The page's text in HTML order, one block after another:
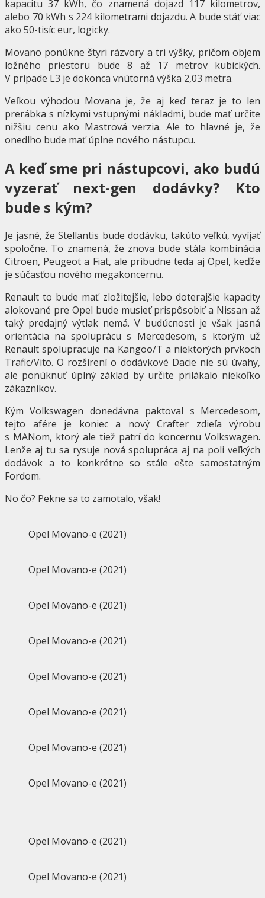
kapacitu 37 kWh, čo znamená dojazd 117 kilometrov,
alebo 70 kWh s 224 kilometrami dojazdu. A bude stáť viac
ako 50-tisíc eur, logicky.
Movano ponúkne štyri rázvory a tri výšky, pričom objem
ložného priestoru bude 8 až 17 metrov kubických.
V prípade L3 je dokonca vnútorná výška 2,03 metra.
Veľkou výhodou Movana je, že aj keď teraz je to len
prerábka s nízkymi vstupnými nákladmi, bude mať určite
nižšiu cenu ako Mastrová verzia. Ale to hlavné je, že
onedlho bude mať úplne nového nástupcu.
A keď sme pri nástupcovi, ako budú
vyzerať next-gen dodávky? Kto
bude s kým?
Je jasné, že Stellantis bude dodávku, takúto veľkú, vyvíjať
spoločne. To znamená, že znova bude stála kombinácia
Citroën, Peugeot a Fiat, ale pribudne teda aj Opel, keďže
je súčasťou nového megakoncernu.
Renault to bude mať zložitejšie, lebo doterajšie kapacity
alokované pre Opel bude musieť prispôsobiť a Nissan až
taký predajný výtlak nemá. V budúcnosti je však jasná
orientácia na spoluprácu s Mercedesom, s ktorým už
Renault spolupracuje na Kangoo/T a niektorých prvkoch
Trafic/Vito. O rozšírení o dodávkové Dacie nie sú úvahy,
ale ponúknuť úplný základ by určite prilákalo niekoľko
zákazníkov.
Kým Volkswagen donedávna paktoval s Mercedesom,
tejto afére je koniec a nový Crafter zdieľa výrobu
s MANom, ktorý ale tiež patrí do koncernu Volkswagen.
Lenže aj tu sa rysuje nová spolupráca aj na poli veľkých
dodávok a to konkrétne so stále ešte samostatným
Fordom.
No čo? Pekne sa to zamotalo, však!
Opel Movano-e (2021)
Opel Movano-e (2021)
Opel Movano-e (2021)
Opel Movano-e (2021)
Opel Movano-e (2021)
Opel Movano-e (2021)
Opel Movano-e (2021)
Opel Movano-e (2021)
Opel Movano-e (2021)
Opel Movano-e (2021)